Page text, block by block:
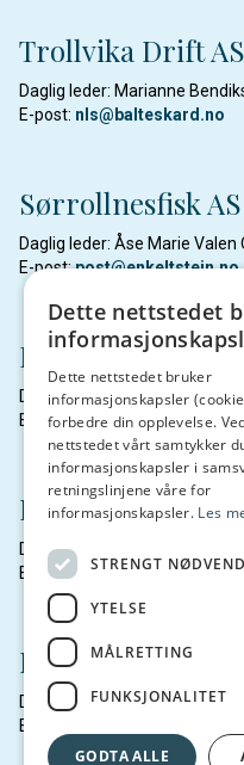
Trollvika Drift AS
Daglig leder: Marianne
E-post: nls@balteskard.no
Sørrollnesfisk AS
Daglig leder: Åse Marie Valen
E-post:post@enkeltstein.no
Northern Lights
Daglig leder: Marianne
E-post:nls@balteskard.no
Fjordsmolt AS
Daglig leder: Lise Berg Medby
E-post:post@fjordsmolt.no
Breivoll Marine
Daglig leder: Frank-Halvar
E-post:
Dette nettstedet
Dette nettstedet bruker
informasjonskapsler
forbedre din opplevelse.
nettstedet vårt samtykker
informasjonskapsler i
retningslinjene våre for
informasjonskapsler. Les
STRENGT
YTELSE
MÅLRETTING
FUNKSJONALITET
GODTA ALLE